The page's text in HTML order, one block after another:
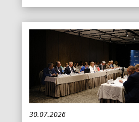
30.07.2026